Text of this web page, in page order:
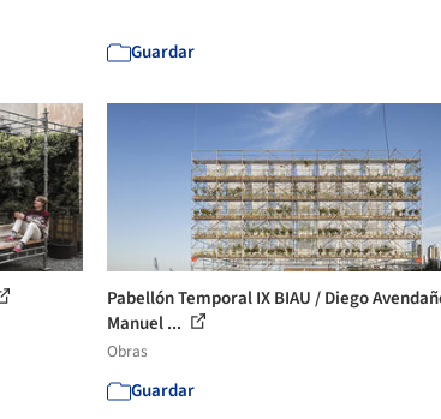
Guardar
Pabellón Temporal IX BIAU / Diego
Manuel ...
Obras
Guardar